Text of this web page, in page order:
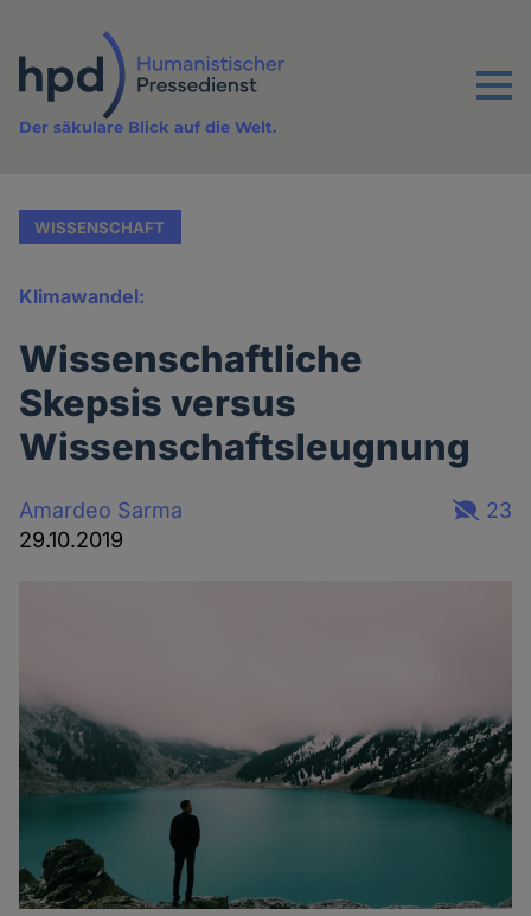
Inhalt
Menu
Der säkulare Blick auf die Welt.
WISSENSCHAFT
Klimawandel:
Wissenschaftliche
Skepsis versus
Wissenschaftsleugnung
Amardeo Sarma
29.10.2019
23